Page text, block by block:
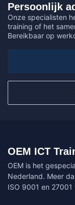
Persoonlijk
Onze specialisten
training of het
Bereikbaar op
OEM ICT
OEM is het
Nederland. Meer
ISO 9001 en